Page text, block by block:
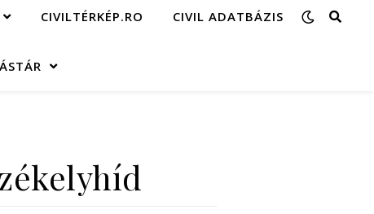
CIVILTÉRKÉP.RO CIVIL ADATBÁZIS